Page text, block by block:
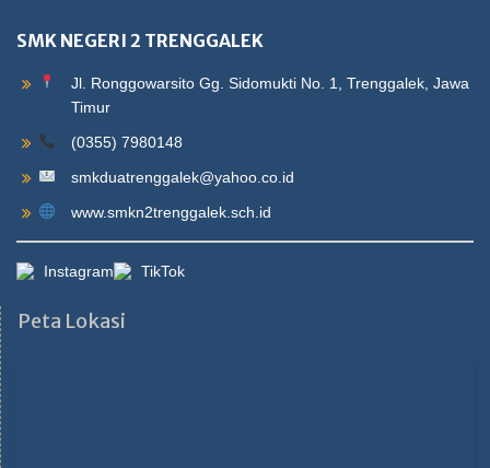
SMK NEGERI 2 TRENGGALEK
Jl. Ronggowarsito Gg. Sidomukti No. 1, Trenggalek, Jawa
Timur
(0355) 7980148
smkduatrenggalek@yahoo.co.id
www.smkn2trenggalek.sch.id
Instagram TikTok
Peta Lokasi